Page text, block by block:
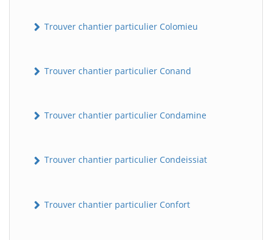
Trouver chantier particulier Colomieu
Trouver chantier particulier Conand
Trouver chantier particulier Condamine
Trouver chantier particulier Condeissiat
Trouver chantier particulier Confort
B BatiWebPro